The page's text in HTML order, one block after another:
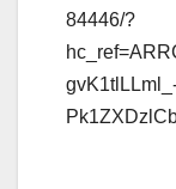
84446/?